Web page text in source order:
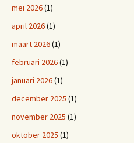
mei 2026(1)
april 2026(1)
maart 2026(1)
februari 2026(1)
januari 2026(1)
december 2025 (1)
november 2025 (1)
oktober 2025 (1)